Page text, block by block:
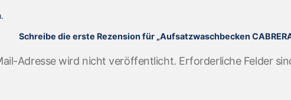
Schreibe die erste Rezension für „Aufsatzwaschbecken
Adresse wird nicht veröffentlicht. Erforderliche Felder